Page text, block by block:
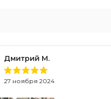
Дмитрий М.
27 ноября 2024